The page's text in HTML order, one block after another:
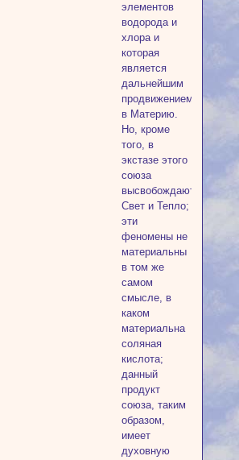
элементов
водорода и
хлора и
которая
является
дальнейшим
продвижением
в Материю.
Но, кроме
того, в
экстазе этого
союза
высвобождаются
Свет и Тепло;
эти
феномены не
материальны
в том же
самом
смысле, в
каком
материальна
соляная
кислота;
данный
продукт
союза, таким
образом,
имеет
духовную